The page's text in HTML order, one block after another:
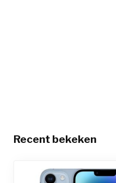
Recent bekeken